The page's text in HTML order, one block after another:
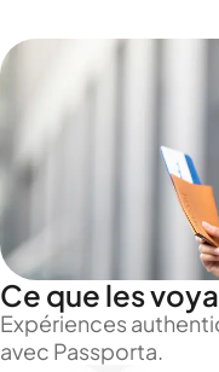
Ce que les
Expériences
avec Passporta.